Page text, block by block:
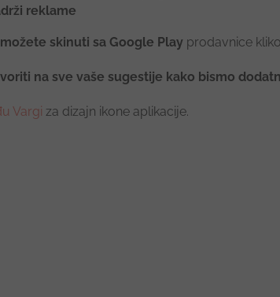
reklame
skinuti sa Google Play prodavnice
na sve vaše sugestije kako bismo
Vargi za dizajn ikone aplikacije.